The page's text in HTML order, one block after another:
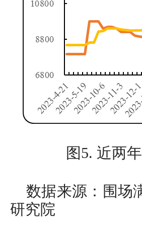
图5. 近两
数据来源：围场
研究院